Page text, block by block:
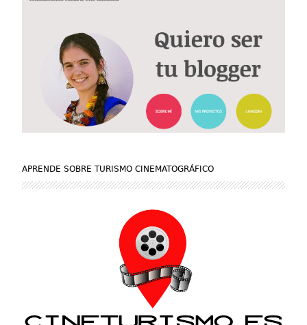
APRENDE SOBRE TURISMO CINEMATOGRÁFICO